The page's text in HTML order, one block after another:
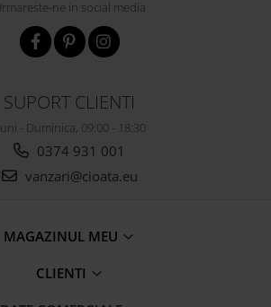
ne in social media
SUPORT CLIENTI
- Duminica, 09:00 - 18:30
0374 931 001
vanzari@cioata.eu
MAGAZINUL MEU
CLIENTI